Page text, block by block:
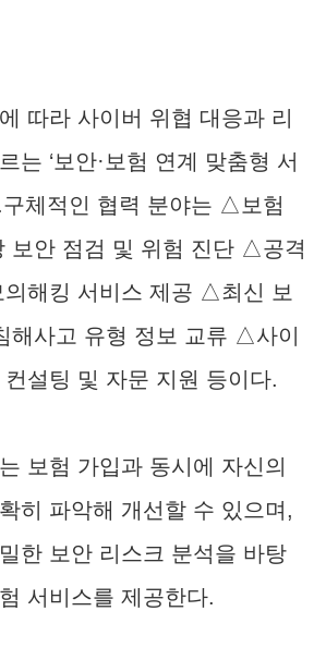
따라 사이버 위협 대응과 리
는 ‘보안·보험 연계 맞춤형 서
구체적인 협력 분야는 △보험
보안 점검 및 위험 진단 △공격
의해킹 서비스 제공 △최신 보
해사고 유형 정보 교류 △사이
설팅 및 자문 지원 등이다.
보험 가입과 동시에 자신의
히 파악해 개선할 수 있으며,
한 보안 리스크 분석을 바탕
서비스를 제공한다.